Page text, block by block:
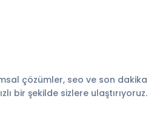
çözümler, seo ve son dakika
bir şekilde sizlere ulaştırıyoruz.